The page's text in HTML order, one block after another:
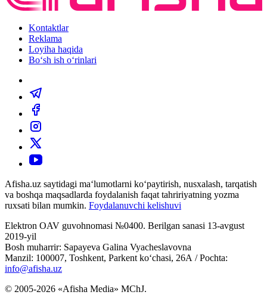
Kontaktlar
Reklama
Loyiha haqida
Bo‘sh ish o‘rinlari
Afisha.uz saytidagi ma‘lumotlarni ko‘paytirish, nusxalash, tarqatish
va boshqa maqsadlarda foydalanish faqat tahririyatning yozma
ruxsati bilan mumkin. Foydalanuvchi kelishuvi
Elektron OAV guvohnomasi №0400. Berilgan sanasi 13-avgust
2019-yil
Bosh muharrir: Sapayeva Galina Vyacheslavovna
Manzil: 100007, Toshkent, Parkent ko‘chasi, 26А / Pochta:
info@afisha.uz
© 2005-2026 «Afisha Media» MChJ.